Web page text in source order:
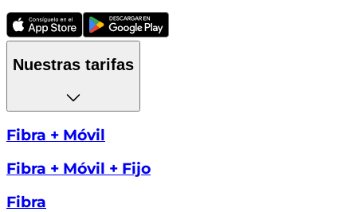
Nuestras tarifas
Fibra + Móvil
Fibra + Móvil + Fijo
Fibra